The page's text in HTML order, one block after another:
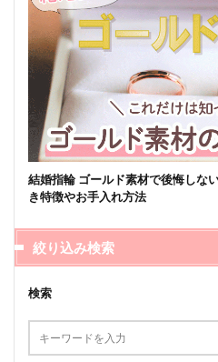
結婚指輪 ゴールド素材で後悔しな
き特徴やお手入れ方法
絞り込み検索
検索